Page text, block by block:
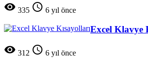
 335  6 yıl önce
Excel Klavye
 312  6 yıl önce